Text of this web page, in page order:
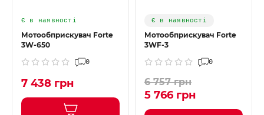
Є в наявності
Мотообприскувач Forte
3W-650
0
7 438 грн
Є в наявності
Мотообприскувач Forte
3WF-3
0
6 757 грн
5 766 грн